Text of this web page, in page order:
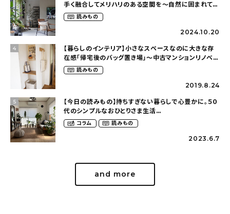
手く融合してメリハリのある空間を〜自然に囲まれて暮
らす（ki_no_ieさん）
読みもの
2024.10.20
4
【暮らしのインテリア】小さなスペースなのに大きな存
在感「帰宅後のバッグ置き場」～中古マンションリノベー
ションで叶えたコダワリの暮らし（cocoyuko___さ
ん）
読みもの
2019.8.24
5
【今日の読みもの】持ちすぎない暮らしで心豊かに。５０
代のシンプルなおひとりさま生活
（ohitorisama_kurasiさん）
コラム 読みもの
2023.6.7
and more